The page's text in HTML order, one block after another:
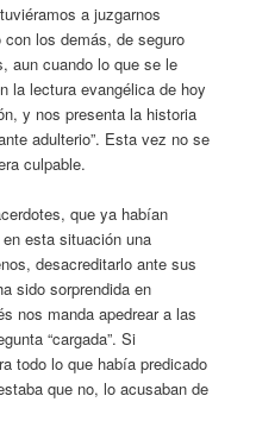
a juzgarnos
los demás, de seguro
aun cuando lo que se le
la lectura evangélica de hoy
y nos presenta la historia
adulterio”. Esta vez no se
culpable.
que ya habían
esta situación una
desacreditarlo ante sus
sido sorprendida en
nos manda apedrear a las
“cargada”. Si
todo lo que había predicado
que no, lo acusaban de